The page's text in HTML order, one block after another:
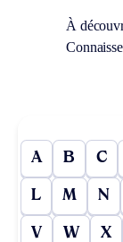
À
A B C
L M N
V W X